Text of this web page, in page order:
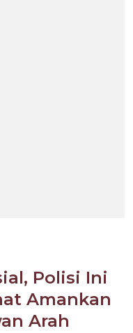
Polisi Ini
Amankan
Arah